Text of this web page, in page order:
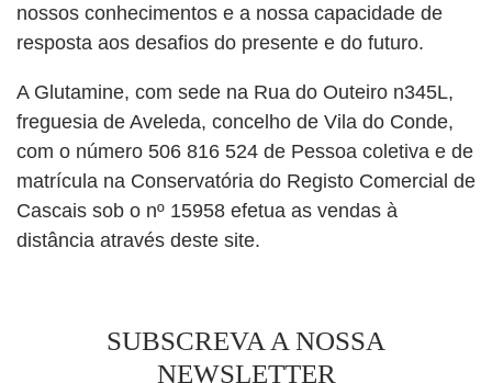
nossos conhecimentos e a nossa capacidade de
resposta aos desafios do presente e do futuro.
A Glutamine, com sede na Rua do Outeiro n345L,
freguesia de Aveleda, concelho de Vila do Conde,
com o número 506 816 524 de Pessoa coletiva e de
matrícula na Conservatória do Registo Comercial de
Cascais sob o nº 15958 efetua as vendas à
distância através deste site.
SUBSCREVA A NOSSA
NEWSLETTER